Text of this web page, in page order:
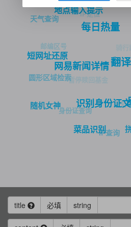
随机女神
菜品识别
识别身份证
网易新闻详情
短网址还原
圆形区域检索
身份证查询
IP查询
翻
每日热量
地点输入提示
天气查询
邮编区号
暂停赎回基金
天
IP定位
骑
title 必填 string